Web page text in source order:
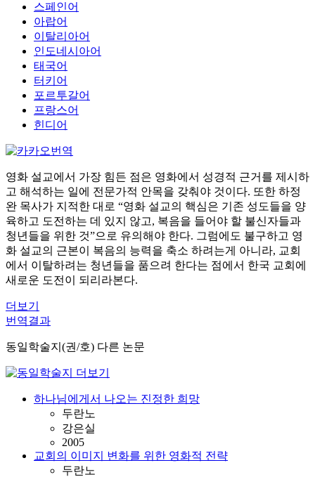
스페인어
아랍어
이탈리아어
인도네시아어
태국어
터키어
포르투갈어
프랑스어
힌디어
영화 설교에서 가장 힘든 점은 영화에서 성경적 근거를 제시하
고 해석하는 일에 전문가적 안목을 갖춰야 것이다. 또한 하정
완 목사가 지적한 대로 “영화 설교의 핵심은 기존 성도들을 양
육하고 도전하는 데 있지 않고, 복음을 들어야 할 불신자들과
청년들을 위한 것”으로 유의해야 한다. 그럼에도 불구하고 영
화 설교의 근본이 복음의 능력을 축소 하려는게 아니라, 교회
에서 이탈하려는 청년들을 품으려 한다는 점에서 한국 교회에
새로운 도전이 되리라본다.
더보기
번역결과
동일학술지(권/호) 다른 논문
하나님에게서 나오는 진정한 희망
두란노
강은실
2005
교회의 이미지 변화를 위한 영화적 전략
두란노